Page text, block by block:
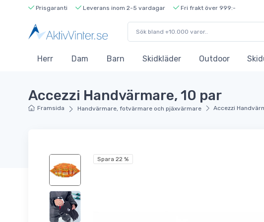
Prisgaranti Leverans inom 2-5 vardagar Fri frakt över 999:-
Herr Dam Barn Skidkläder Outdoor
Accezzi Handvärmare, 10 par
Framsida Handvärmare, fotvärmare och pjäxvärmare Accezzi
Spara 22 %